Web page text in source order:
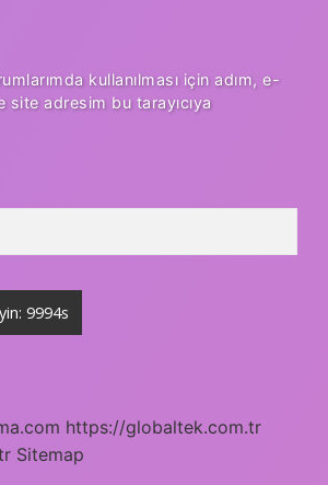
kullanılması için adım, e-
adresim bu tarayıcıya
https://globaltek.com.tr
Sitemap